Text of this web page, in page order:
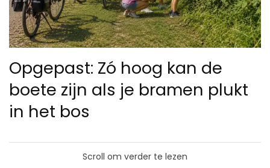
Opgepast: Zó hoog kan de
boete zijn als je bramen plukt
in het bos
Scroll om verder te lezen